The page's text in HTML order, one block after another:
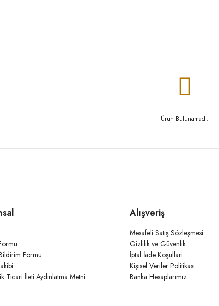
Ürün Bulunamadı.
Formu
Ticari İleti Aydınlatma Metni
Alışveriş
Mesafeli Satış Sözleşmesi
Gizlilik ve Güvenlik
İptal İade Koşullari
Kişisel Veriler Politikası
Banka Hesaplarımız